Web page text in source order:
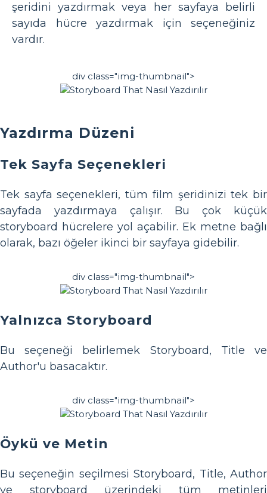
şeridini yazdırmak veya her sayfaya belirli
sayıda hücre yazdırmak için seçeneğiniz
vardır.
div class="img-thumbnail">
Yazdırma Düzeni
Tek Sayfa Seçenekleri
Tek sayfa seçenekleri, tüm film şeridinizi tek bir
sayfada yazdırmaya çalışır. Bu çok küçük
storyboard hücrelere yol açabilir. Ek metne bağlı
olarak, bazı öğeler ikinci bir sayfaya gidebilir.
div class="img-thumbnail">
Yalnızca Storyboard
Bu seçeneği belirlemek Storyboard, Title ve
Author'u basacaktır.
div class="img-thumbnail">
Öykü ve Metin
Bu seçeneğin seçilmesi Storyboard, Title, Author
ve storyboard üzerindeki tüm metinleri